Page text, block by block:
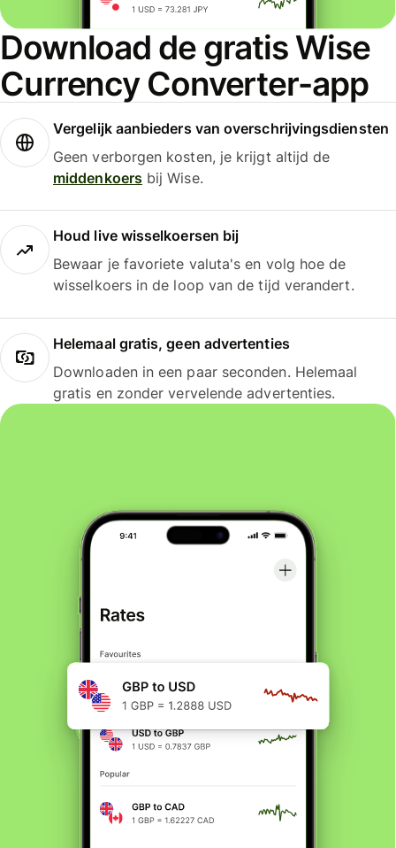
Download de gratis Wise
Currency Converter-app
Vergelijk aanbieders van overschrijvingsdiensten
Geen verborgen kosten, je krijgt altijd de
middenkoersbij Wise.
Houd live wisselkoersen bij
Bewaar je favoriete valuta's en volg hoe de
wisselkoers in de loop van de tijd verandert.
Helemaal gratis, geen advertenties
Downloaden in een paar seconden. Helemaal
gratis en zonder vervelende advertenties.